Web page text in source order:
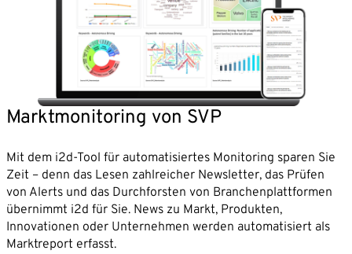
Marktmonitoring von SVP
Mit dem i2d-Tool für automatisiertes Monitoring sparen Sie
Zeit – denn das Lesen zahlreicher Newsletter, das Prüfen
von Alerts und das Durchforsten von Branchenplattformen
übernimmt i2d für Sie. News zu Markt, Produkten,
Innovationen oder Unternehmen werden automatisiert als
Marktreport erfasst.